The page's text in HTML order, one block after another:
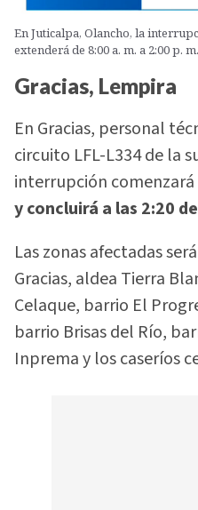
En Juticalpa, Olancho, la
extenderá de 8:00 a. m. a 2:00 p.
Gracias, Lempira
En Gracias, personal
circuito LFL-L334 de la
interrupción comenzará
y concluirá a las 2:20
Las zonas afectadas
Gracias, aldea Tierra
Celaque, barrio El
barrio Brisas del Río,
Inprema y los caseríos